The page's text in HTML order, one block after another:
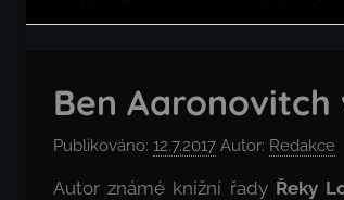
Ben Aaronovitch
Publikováno: 12.7.2017 Autor: Redakce
Autor známé knižní řady Řeky